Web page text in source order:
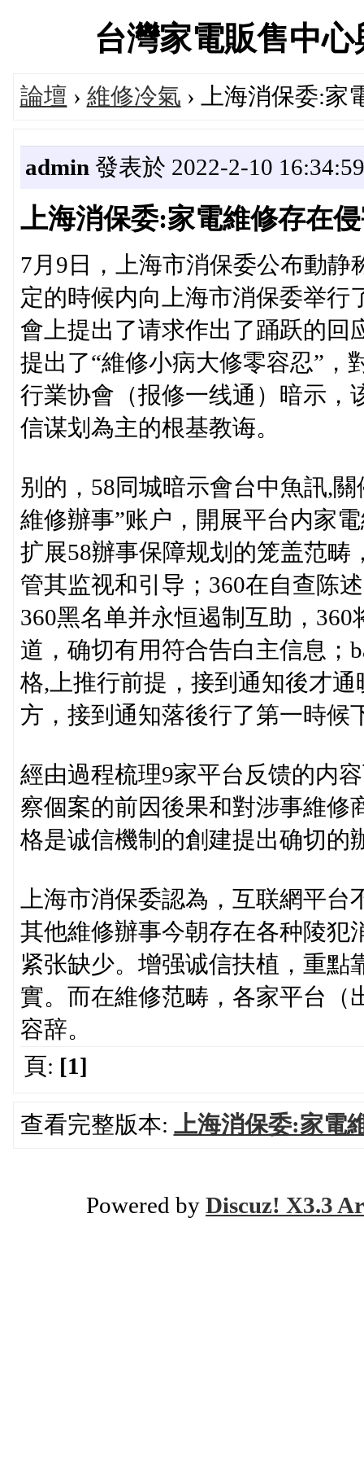
台灣家電販售中
論壇 › 維修冷氣 › 上海消保委:家
admin 發表於 2022-2-10 16:34:59
上海消保委:家電維修存在
7月9日，上海市消保委公布動静
定的時候内向上海市消保委举行
會上提出了请求作出了踊跃的回
提出了“維修小病大修零容忍”，
行業协會（报修一线通）暗示，
信谋划為主的根基教诲。
别的，58同城暗示會台中魚訊,
維修辦事”账户，開展平台内家
扩展58辦事保障规划的笼盖范
管其监视和引导；360在自查陈
360黑名单并永恒遏制互助，
道，确切有用符合告白主信息；
格,上推行前提，接到通知後才
方，接到通知落後行了第一時候
經由過程梳理9家平台反馈的内
察個案的前因後果和對涉事維修
格是诚信機制的創建提出确切的
上海市消保委認為，互联網平
其他維修辦事今朝存在各种陵犯
紧张缺少。增强诚信扶植，重點
實。而在維修范畴，各家平台（
容辞。
頁: [1]
查看完整版本: 上海消保委:家電
Powered by Discuz! X3.3